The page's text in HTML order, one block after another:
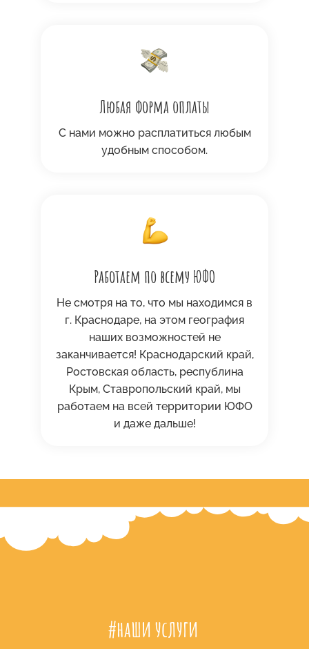
Любая форма оплаты
С нами можно расплатиться любым
удобным способом.
Работаем по всему ЮФО
Не смотря на то, что мы находимся в
г. Краснодаре, на этом география
наших возможностей не
заканчивается! Краснодарский край,
Ростовская область, республина
Крым, Ставропольский край, мы
работаем на всей территории ЮФО
и даже дальше!
#наши услуги